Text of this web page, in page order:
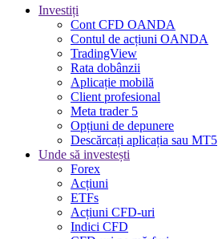
Investiți
Cont CFD OANDA
Contul de acțiuni OANDA
TradingView
Rata dobânzii
Aplicație mobilă
Client profesional
Meta trader 5
Opțiuni de depunere
Descărcați aplicația sau MT5
Unde să investești
Forex
Acțiuni
ETFs
Acțiuni CFD-uri
Indici CFD